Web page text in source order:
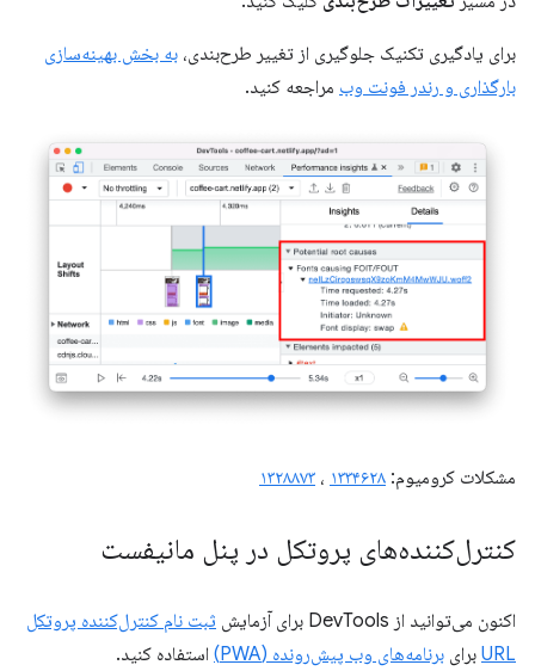
برای یادگیری تکنیک جلوگیری از تغییر طرح‌بندی، به بخش بهینه‌سازی
بارگذاری و رندر فونت وب مراجعه کنید.
مشکلات کرومیوم: ۱۳۳۴۶۲۸ ، ۱۳۲۸۸۷۳
کنترل‌کننده‌های پروتکل در پنل مانیفست
اکنون می‌توانید از DevTools برای آزمایش
ثبت نام کنترل‌کننده پروتکل
URL برای برنامه‌های وب پیش‌رونده (PWA) استفاده کنید.